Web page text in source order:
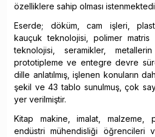
özelliklere sahip olması
Eserde; döküm, cam işleri,
kauçuk teknolojisi, polimer
teknolojisi, seramikler, metallerin
prototipleme ve entegre devre
dille anlatılmış, işlenen konuların
şekil ve 43 tablo sunulmuş, çok
yer verilmiştir.
Kitap makine, imalat, malzeme,
endüstri mühendisliği öğrencileri